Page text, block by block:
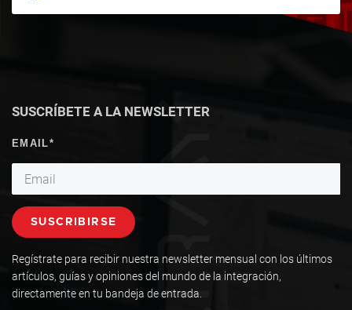
SUSCRÍBETE A LA NEWSLETTER
Regístrate para recibir nuestra newsletter mensual con los últimos
artículos, guías y opiniones del mundo de la integración,
directamente en tu bandeja de entrada.